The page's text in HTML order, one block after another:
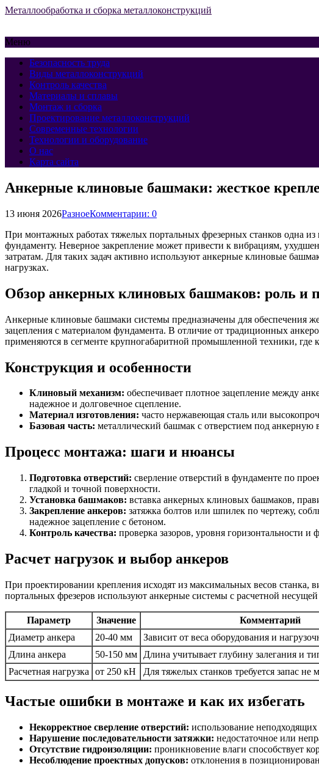
Металлообработка и сборка металлоконструкций
Меню
Безопасность труда
Виды металлоконструкций
Контроль качества
Материалы и сплавы
Монтаж и сборка
Проектирование металлоконструкций
Современные технологии
Технологии и оборудование
О нас
Карта сайта
Анкерные клиновые башмаки: жесткое
13 июня 2026РазноеКомментарии: 0
При монтажных работах тяжелых портальных фрезерных станков одна
фундаменту. Неверное закрепление может привести к вибрациям,
затратам. Для таких задач активно используют анкерные клиновые
нагрузках.
Обзор анкерных клиновых башмаков: роль и
Анкерные клиновые башмаки системы предназначены для обеспечения
зацепления с материалом фундамента. В отличие от традиционных
применяются в сегменте крупногабаритной промышленной техники, где
Конструкция и особенности
Клиновый механизм: обеспечивает плотное зацепление между
надежное и долговечное сцепление.
Материал изготовления: часто нержавеющая сталь или
Базовая часть: металлический башмак с отверстием под анкерную
Процесс монтажа: шаги и нюансы
Подготовка отверстий: сверление отверстий в фундаменте по
гладкой и точной поверхности.
Установка башмаков: вставка анкерных клиновых башмаков,
Закрепление анкеров: затяжка болтов или шпилек по чертежу,
надежное зацепление с бетоном.
Контроль качества: проверка зазоров, уровня горизонтальности
Расчет нагрузок и выбор анкеров
При проектировании крепления исходят из максимальных весов
портальных фрезеров используют анкерные системы с расчетной
Параметр Значение
Комментарий
Диаметр анкера
20-40 мм
Зависит от веса оборудования и
Длина анкера
50-150 мм
Длина учитывает глубину залегания и
Расчетная нагрузка
от 250 кН Для тяжелых станков требуется запас не
Частые ошибки в монтаже и как их избегать
Некорректное сверление отверстий: использование
Нарушение последовательности затяжки: недостаточное или
Отсутствие гидроизоляции: проникновение влаги способствует
Несоблюдение проектных допусков: отклонения в